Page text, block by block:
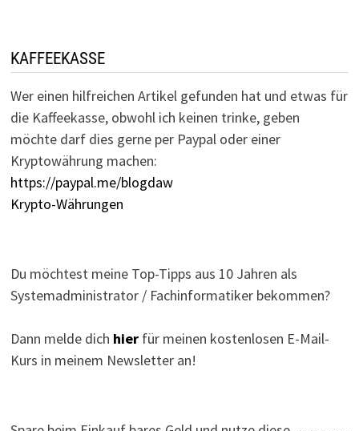
KAFFEEKASSE
Wer einen hilfreichen Artikel gefunden hat und etwas für
die Kaffeekasse, obwohl ich keinen trinke, geben
möchte darf dies gerne per Paypal oder einer
Kryptowährung machen:
https://paypal.me/blogdaw
Krypto-Währungen
Du möchtest meine Top-Tipps aus 10 Jahren als
Systemadministrator / Fachinformatiker bekommen?
Dann melde dich hierfür meinen kostenlosen E-Mail-
Kurs in meinem Newsletter an!